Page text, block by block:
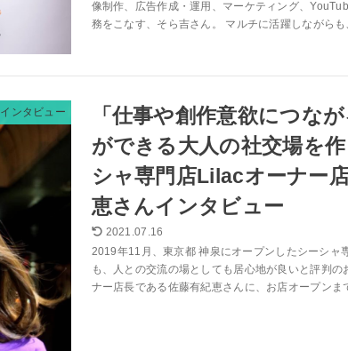
像制作、広告作成・運用、マーケティング、
務をこなす、そら吉さん。 マルチに活躍しながらも
インタビュー
「仕事や創作意欲につな
ができる大人の社交場を
シャ専門店Lilacオーナー
恵さんインタビュー
2021.07.16
2019年11月、東京都 神泉にオープンしたシーシャ
も、人との交流の場としても居心地が良いと評判
ナー店長である佐藤有紀恵さんに、お店オープンま